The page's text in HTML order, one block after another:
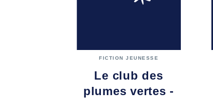
FICTION JEUNESSE
Le club des
plumes vertes -